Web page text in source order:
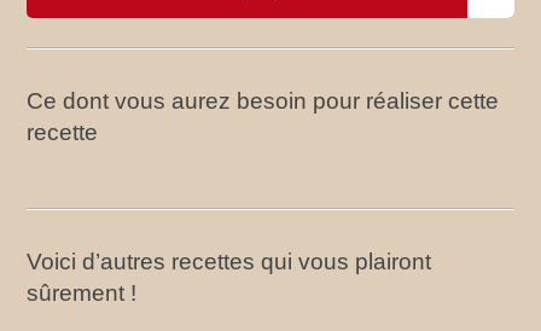
Ce dont vous aurez besoin pour réaliser cette
recette
Voici d’autres recettes qui vous plairont
sûrement !